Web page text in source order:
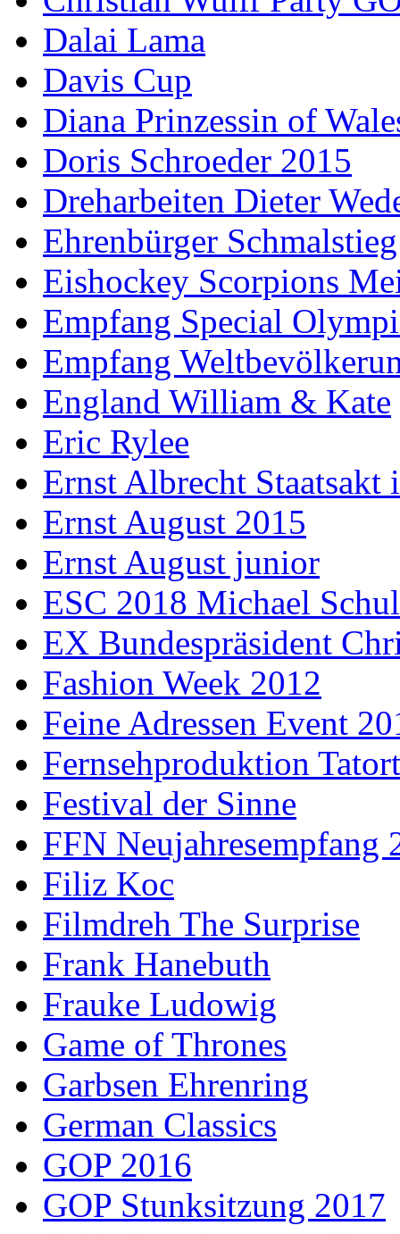
Dalai Lama
Davis Cup
Diana Prinzessin of
Doris Schroeder 2015
Dreharbeiten Dieter
Ehrenbürger Schmalstieg
Eishockey Scorpions
Empfang Special
Empfang
England William & Kate
Eric Rylee
Ernst Albrecht Staatsakt
Ernst August 2015
Ernst August junior
ESC 2018 Michael
EX Bundespräsident
Fashion Week 2012
Feine Adressen Event
Fernsehproduktion Tatort
Festival der Sinne
FFN Neujahresempfang
Filiz Koc
Filmdreh The Surprise
Frank Hanebuth
Frauke Ludowig
Game of Thrones
Garbsen Ehrenring
German Classics
GOP 2016
GOP Stunksitzung 2017